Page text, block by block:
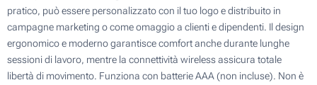
pratico, può essere personalizzato con il tuo logo e distribuito in
campagne marketing o come omaggio a clienti e dipendenti. Il design
ergonomico e moderno garantisce comfort anche durante lunghe
sessioni di lavoro, mentre la connettività wireless assicura totale
libertà di movimento. Funziona con batterie AAA (non incluse). Non è